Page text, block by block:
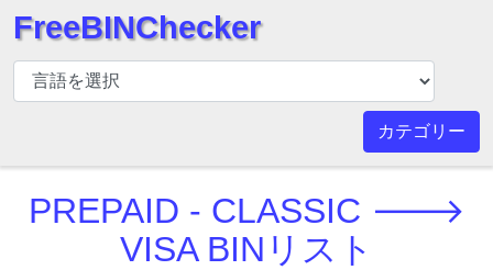
BIN
チ
ー
FreeBINChecker
カテゴリー
PREPAID - CLASSIC 🡒
VISA BINリスト